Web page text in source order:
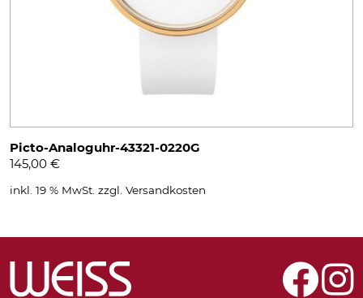
Picto-Analoguhr-43321-0220G
145,00 €
inkl. 19 % MwSt. zzgl. Versandkosten